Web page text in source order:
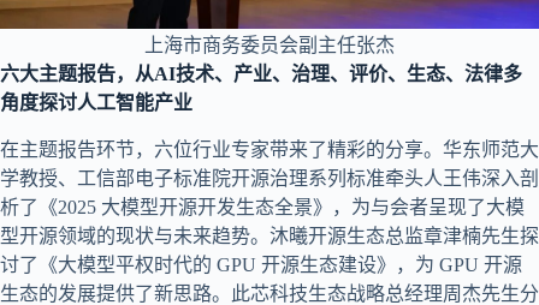
上海市商务委员会副主任张杰
六大主题报告，从AI技术、产业、治理、评价、生态、法律多
角度探讨人工智能产业
在主题报告环节，六位行业专家带来了精彩的分享。华东师范大
学教授、工信部电子标准院开源治理系列标准牵头人王伟深入剖
析了《2025 大模型开源开发生态全景》，为与会者呈现了大模
型开源领域的现状与未来趋势。沐曦开源生态总监章津楠先生探
讨了《大模型平权时代的 GPU 开源生态建设》，为 GPU 开源
生态的发展提供了新思路。此芯科技生态战略总经理周杰先生分